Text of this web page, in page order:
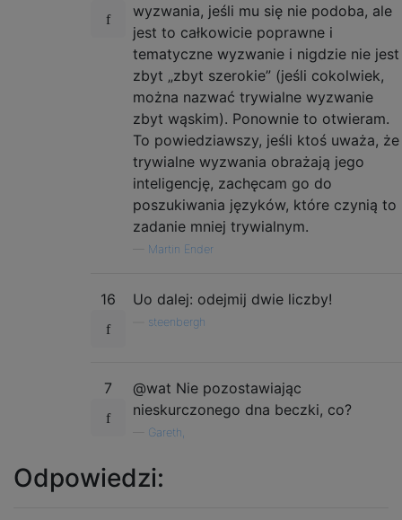
wyzwania, jeśli mu się nie podoba, ale
jest to całkowicie poprawne i
tematyczne wyzwanie i nigdzie nie jest
zbyt „zbyt szerokie” (jeśli cokolwiek,
można nazwać trywialne wyzwanie
zbyt wąskim). Ponownie to otwieram.
To powiedziawszy, jeśli ktoś uważa, że
​​trywialne wyzwania obrażają jego
inteligencję, zachęcam go do
poszukiwania języków, które czynią to
zadanie mniej trywialnym.
Martin Ender
16 Uo dalej: odejmij dwie liczby!
steenbergh
7
@wat Nie pozostawiając
nieskurczonego dna beczki, co?
Gareth,
Odpowiedzi: